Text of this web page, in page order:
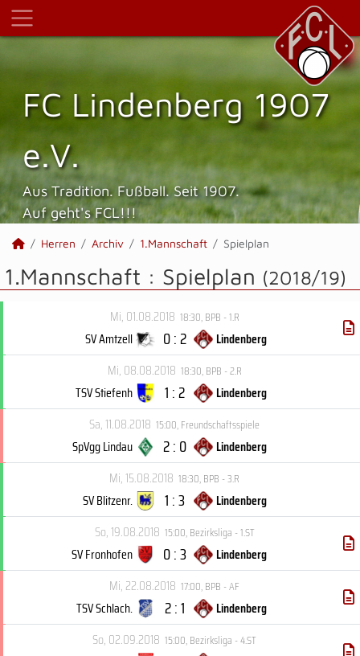
FC Lindenberg 1907
e.V.
Aus Tradition. Fußball. Seit 1907.
Auf geht's FCL!!!
Herren Archiv 1.Mannschaft Spielplan
1.Mannschaft : Spielplan (2018/19)
Mi, 01.08.2018 18:30,BPB - 1.R
SV Amtzell 0 : 2
Lindenberg
Mi, 08.08.2018 18:30,BPB - 2.R
TSV Stiefenh 1 : 2
Lindenberg
Sa, 11.08.2018 15:00,Freundschaftsspiele
SpVgg Lindau 2 : 0
Lindenberg
Mi, 15.08.2018 18:30,BPB - 3.R
SV Blitzenr. 1 : 3
Lindenberg
So, 19.08.2018 15:00,Bezirksliga - 1.ST
SV Fronhofen 0 : 3
Lindenberg
Mi, 22.08.2018 17:00,BPB - AF
TSV Schlach. 2 : 1
Lindenberg
So, 02.09.2018 15:00,Bezirksliga - 4.ST